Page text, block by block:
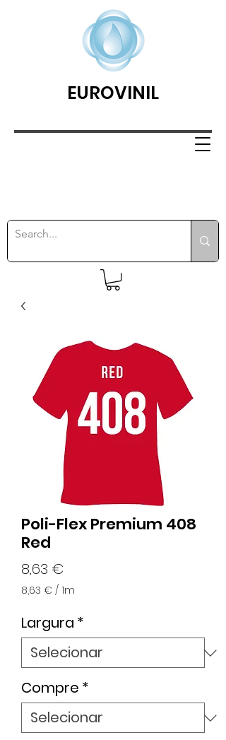
EUROVINIL
Poli-Flex Premium 408
Red
8,63 €
8,63 € / 1m
por
1
metro
Largura *
Compre *